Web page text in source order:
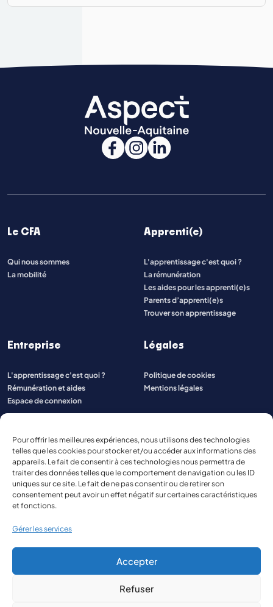
Pour offrir les meilleures expériences, nous utilisons des technologies
telles que les cookies pour stocker et/ou accéder aux informations des
appareils. Le fait de consentir à ces technologies nous permettra de
traiter des données telles que le comportement de navigation ou les ID
uniques sur ce site. Le fait de ne pas consentir ou de retirer son
consentement peut avoir un effet négatif sur certaines caractéristiques
et fonctions.
Gérer les services
Accepter
Refuser
Le CFA
Qui nous sommes
La mobilité
Apprenti(e)
L'apprentissage c'est quoi ?
La rémunération
Les aides pour les apprenti(e)s
Parents d’apprenti(e)s
Trouver son apprentissage
Entreprise
L'apprentissage c'est quoi ?
Rémunération et aides
Espace de connexion
Légales
Politique de cookies
Mentions légales